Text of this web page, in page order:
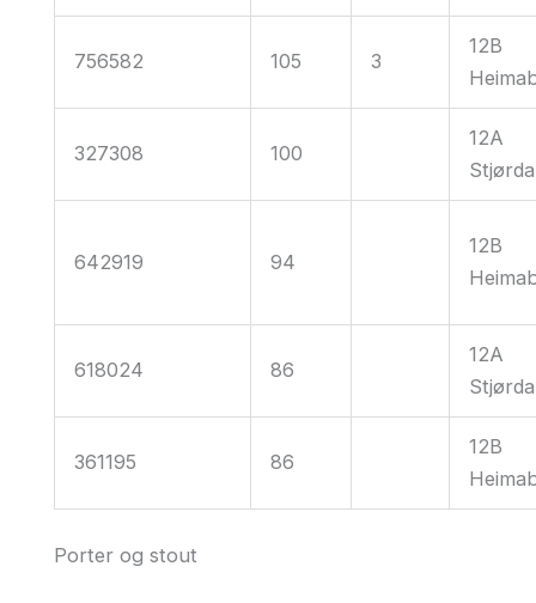
756582 105 3
12B
327308 100
12A
642919 94
12B
618024 86
12A
361195 86
12B
Porter og stout